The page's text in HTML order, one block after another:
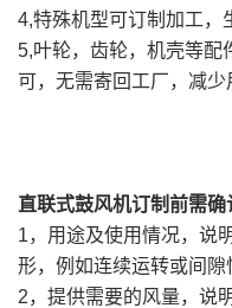
4,特殊机型可订制加工，
5,叶轮，齿轮，机壳等配
可，无需寄回工厂，减少
直联式鼓风机订制前需确
1，用途及使用情况，说
形，例如连续运转或间隙
2，提供需要的风量，说